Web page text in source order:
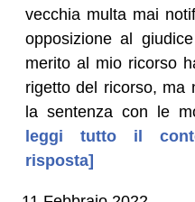
vecchia multa mai
opposizione al
merito al mio ricorso
rigetto del ricorso, ma
la sentenza con le
leggi tutto il
risposta]